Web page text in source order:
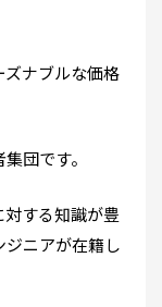
ズナブルな価格
団です。
する知識が豊
ニアが在籍し